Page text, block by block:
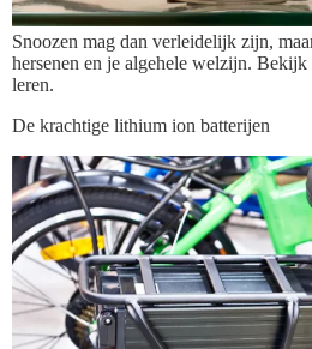
Snoozen mag dan verleidelijk zijn,
hersenen en je algehele welzijn.
leren.
De krachtige lithium ion batterijen